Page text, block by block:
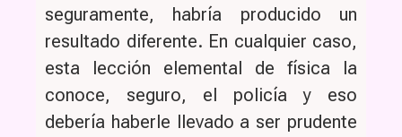
seguramente, habría producido un
resultado diferente. En cualquier caso,
esta lección elemental de física la
conoce, seguro, el policía y eso
debería haberle llevado a ser prudente